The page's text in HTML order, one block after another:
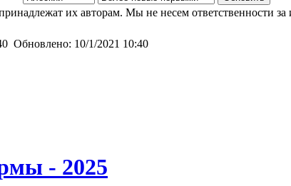
их авторам. Мы не несем ответственности за
Обновлено: 10/1/2021 10:40
- 2025